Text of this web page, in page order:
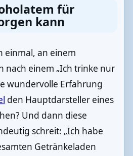
für
kann
einmal, an einem
nach einem „Ich trinke nur
wundervolle Erfahrung
den Hauptdarsteller eines
Und dann diese
schreit: „Ich habe
Getränkeladen